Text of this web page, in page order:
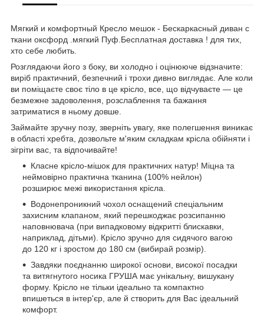
Мягкий и комфортный Кресло мешок - Бескаркасный диван с
ткани оксфорд .мягкий Пуф.Бесплатная доставка ! для тих,
хто себе любить.
Розглядаючи його з боку, ви холодно і оцінююче відзначите:
виріб практичний, безпечний і трохи дивно виглядає. Але коли
ви поміщаєте своє тіло в це крісло, все, що відчуваєте — це
безмежне задоволення, розслаблення та бажання
затриматися в ньому довше.
Займайте зручну позу, зверніть увагу, яке полегшення виникає
в області хребта, дозвольте м'яким складкам крісла обійняти і
зігріти вас, та відпочивайте!
Класне крісло-мішок для практичних натур! Міцна та
неймовірно практична тканина (100% нейлон)
розширює межі використання крісла.
Водонепроникний чохол оснащений спеціальним
захисним клапаном, який перешкоджає розсипанню
наповнювача (при випадковому відкритті блискавки,
наприклад, дітьми). Крісло зручно для сидячого вагою
до 120 кг і зростом до 180 см (вибирай розмір).
Завдяки поєднанню широкої основи, високої посадки
та витягнутого носика ГРУША має унікальну, вишукану
форму. Крісло не тільки ідеально та компактно
впишеться в інтер'єр, але й створить для Вас ідеальний
комфорт.